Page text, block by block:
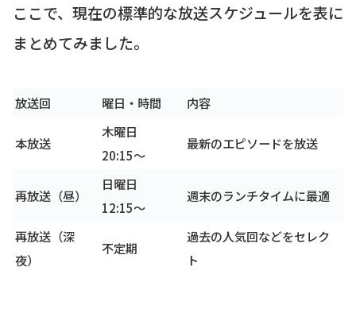
ここで、現在の標準的な放送スケジュールを表に
まとめてみました。
放送回 曜日・時間 内容
本放送
木曜日
20:15〜
最新のエピソードを放送
再放送（昼）
日曜日
12:15〜
週末のランチタイムに最適
再放送（深
夜）
不定期
過去の人気回などをセレク
ト